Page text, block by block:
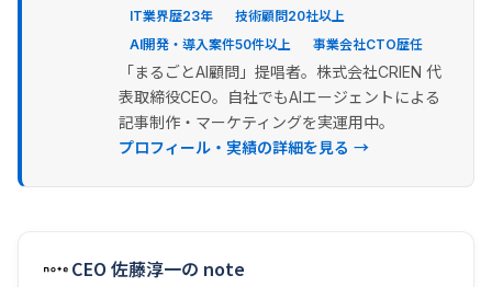
IT業界歴23年
技術顧問20社以上
AI開発・導入案件50件以上
事業会社CTO歴任
「まるごとAI顧問」提唱者。株式会社CRIEN 代
表取締役CEO。自社でもAIエージェントによる
記事制作・マーケティングを実運用中。
プロフィール・実績の詳細を見る →
CEO 佐藤淳一の note